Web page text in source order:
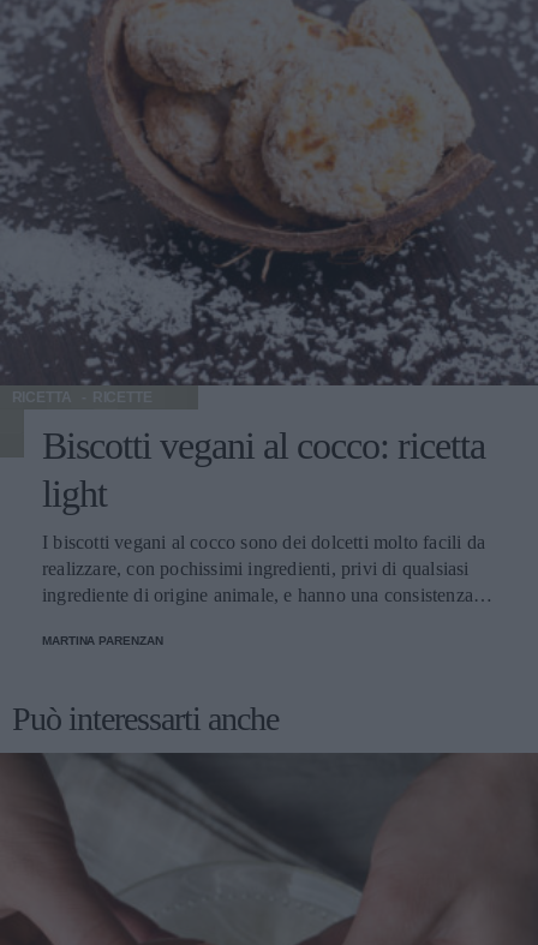
RICETTA
Biscotti vegani al cocco: ricetta
light
I biscotti vegani al cocco sono dei dolcetti molto facili da
realizzare, con pochissimi ingredienti, privi di qualsiasi
ingrediente di origine animale, e hanno una consistenza
durante l'ora del tè o come pasticcino per accompagnare il
in particolare quella vegana, per la realizzazione di dolci,
biscotti e prodotti da forno. Per realizzare questi biscotti
utilizzate un olio leggero e dal gusto neutro come quello di
girasole o di riso, inoltre è importante non superiate il
tempo di cottura, perché potrebbero diventare troppo duri.
Preparazione dei biscotti vegani al cocco In una ciotola
unite la farina 00, 40 g di farina di cocco, lo zucchero, il
lievito e mescolate bene. Sbattete con una forchetta il latte,
l'olio di semi di girasole e il succo di limone e unitelo agli
MARTINA PARENZAN
Può interessarti anche